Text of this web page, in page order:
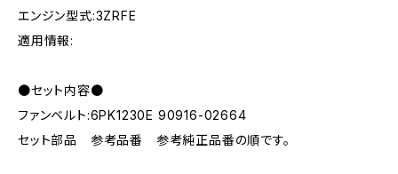
エンジン型式:3ZRFE
適用情報:
●セット内容●
ファンベルト:6PK1230E 90916-02664
セット部品 参考品番 参考純正品番の順です。